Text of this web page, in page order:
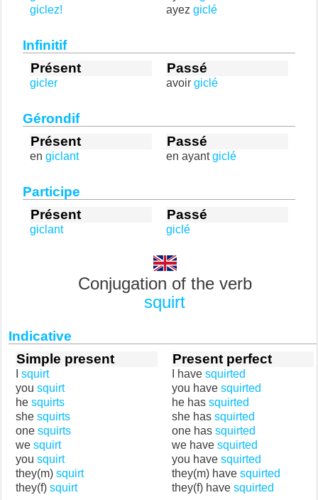
giclez!
ayez giclé
Infinitif
Présent
gicler
Passé
avoir giclé
Gérondif
Présent
en giclant
Passé
en ayantgiclé
Participe
Présent
giclant
Passé
giclé
Conjugation of the verb
squirt
Indicative
Simple present
squirt
you squirt
he squirts
she squirts
one squirts
we squirt
you squirt
they(m) squirt
they(f) squirt
Present perfect
I have squirted
you have squirted
he has squirted
she has squirted
one has squirted
we have squirted
you have squirted
they(m) have squirted
they(f) have squirted